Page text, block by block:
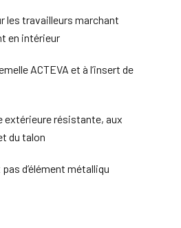
les travailleurs marchant
en intérieur
ACTEVA et à l’insert de
extérieure résistante, aux
du talon
d’élément métalliqu